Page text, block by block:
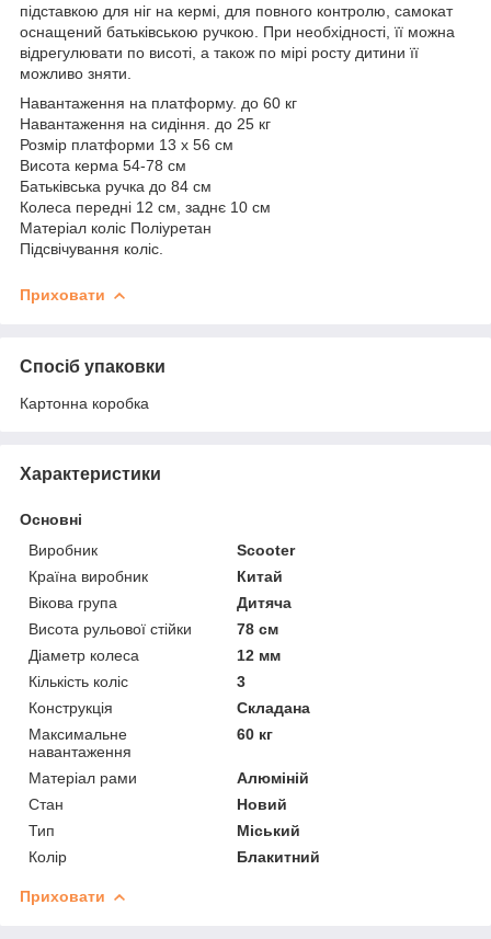
підставкою для ніг на кермі, для повного контролю, самокат
оснащений батьківською ручкою. При необхідності, її можна
відрегулювати по висоті, а також по мірі росту дитини її
можливо зняти.
Навантаження на платформу. до 60 кг
Навантаження на сидіння. до 25 кг
Розмір платформи 13 х 56 см
Висота керма 54-78 см
Батьківська ручка до 84 см
Колеса передні 12 см, заднє 10 см
Матеріал коліс Поліуретан
Підсвічування коліс.
Приховати
Спосіб упаковки
Картонна коробка
Характеристики
Основні
Виробник
Scooter
Країна виробник
Китай
Вікова група
Дитяча
Висота рульової стійки
78 см
Діаметр колеса
12 мм
Кількість коліс
3
Конструкція
Складана
Максимальне
навантаження
60 кг
Матеріал рами
Алюміній
Стан
Новий
Тип
Міський
Колір
Блакитний
Приховати